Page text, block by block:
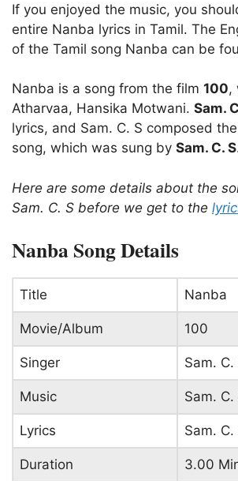
If you enjoyed the music, you
entire Nanba lyrics in Tamil. The
of the Tamil song Nanba can be
Nanba is a song from the film 100,
Atharvaa, Hansika Motwani. Sam.
lyrics, and Sam. C. S composed
song, which was sung by Sam. C. S
Here are some details about the
Sam. C. S before we get to the
Nanba Song Details
Title Nanba
Movie/Album 100
Singer Sam. C.
Music Sam. C.
Lyrics Sam. C.
Duration 3.00